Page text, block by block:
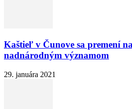
Kaštieľ v Čunove sa premení
nadnárodným významom
29. januára 2021